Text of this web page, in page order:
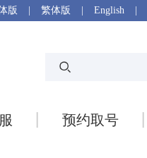
版 繁体版 English
预约取号